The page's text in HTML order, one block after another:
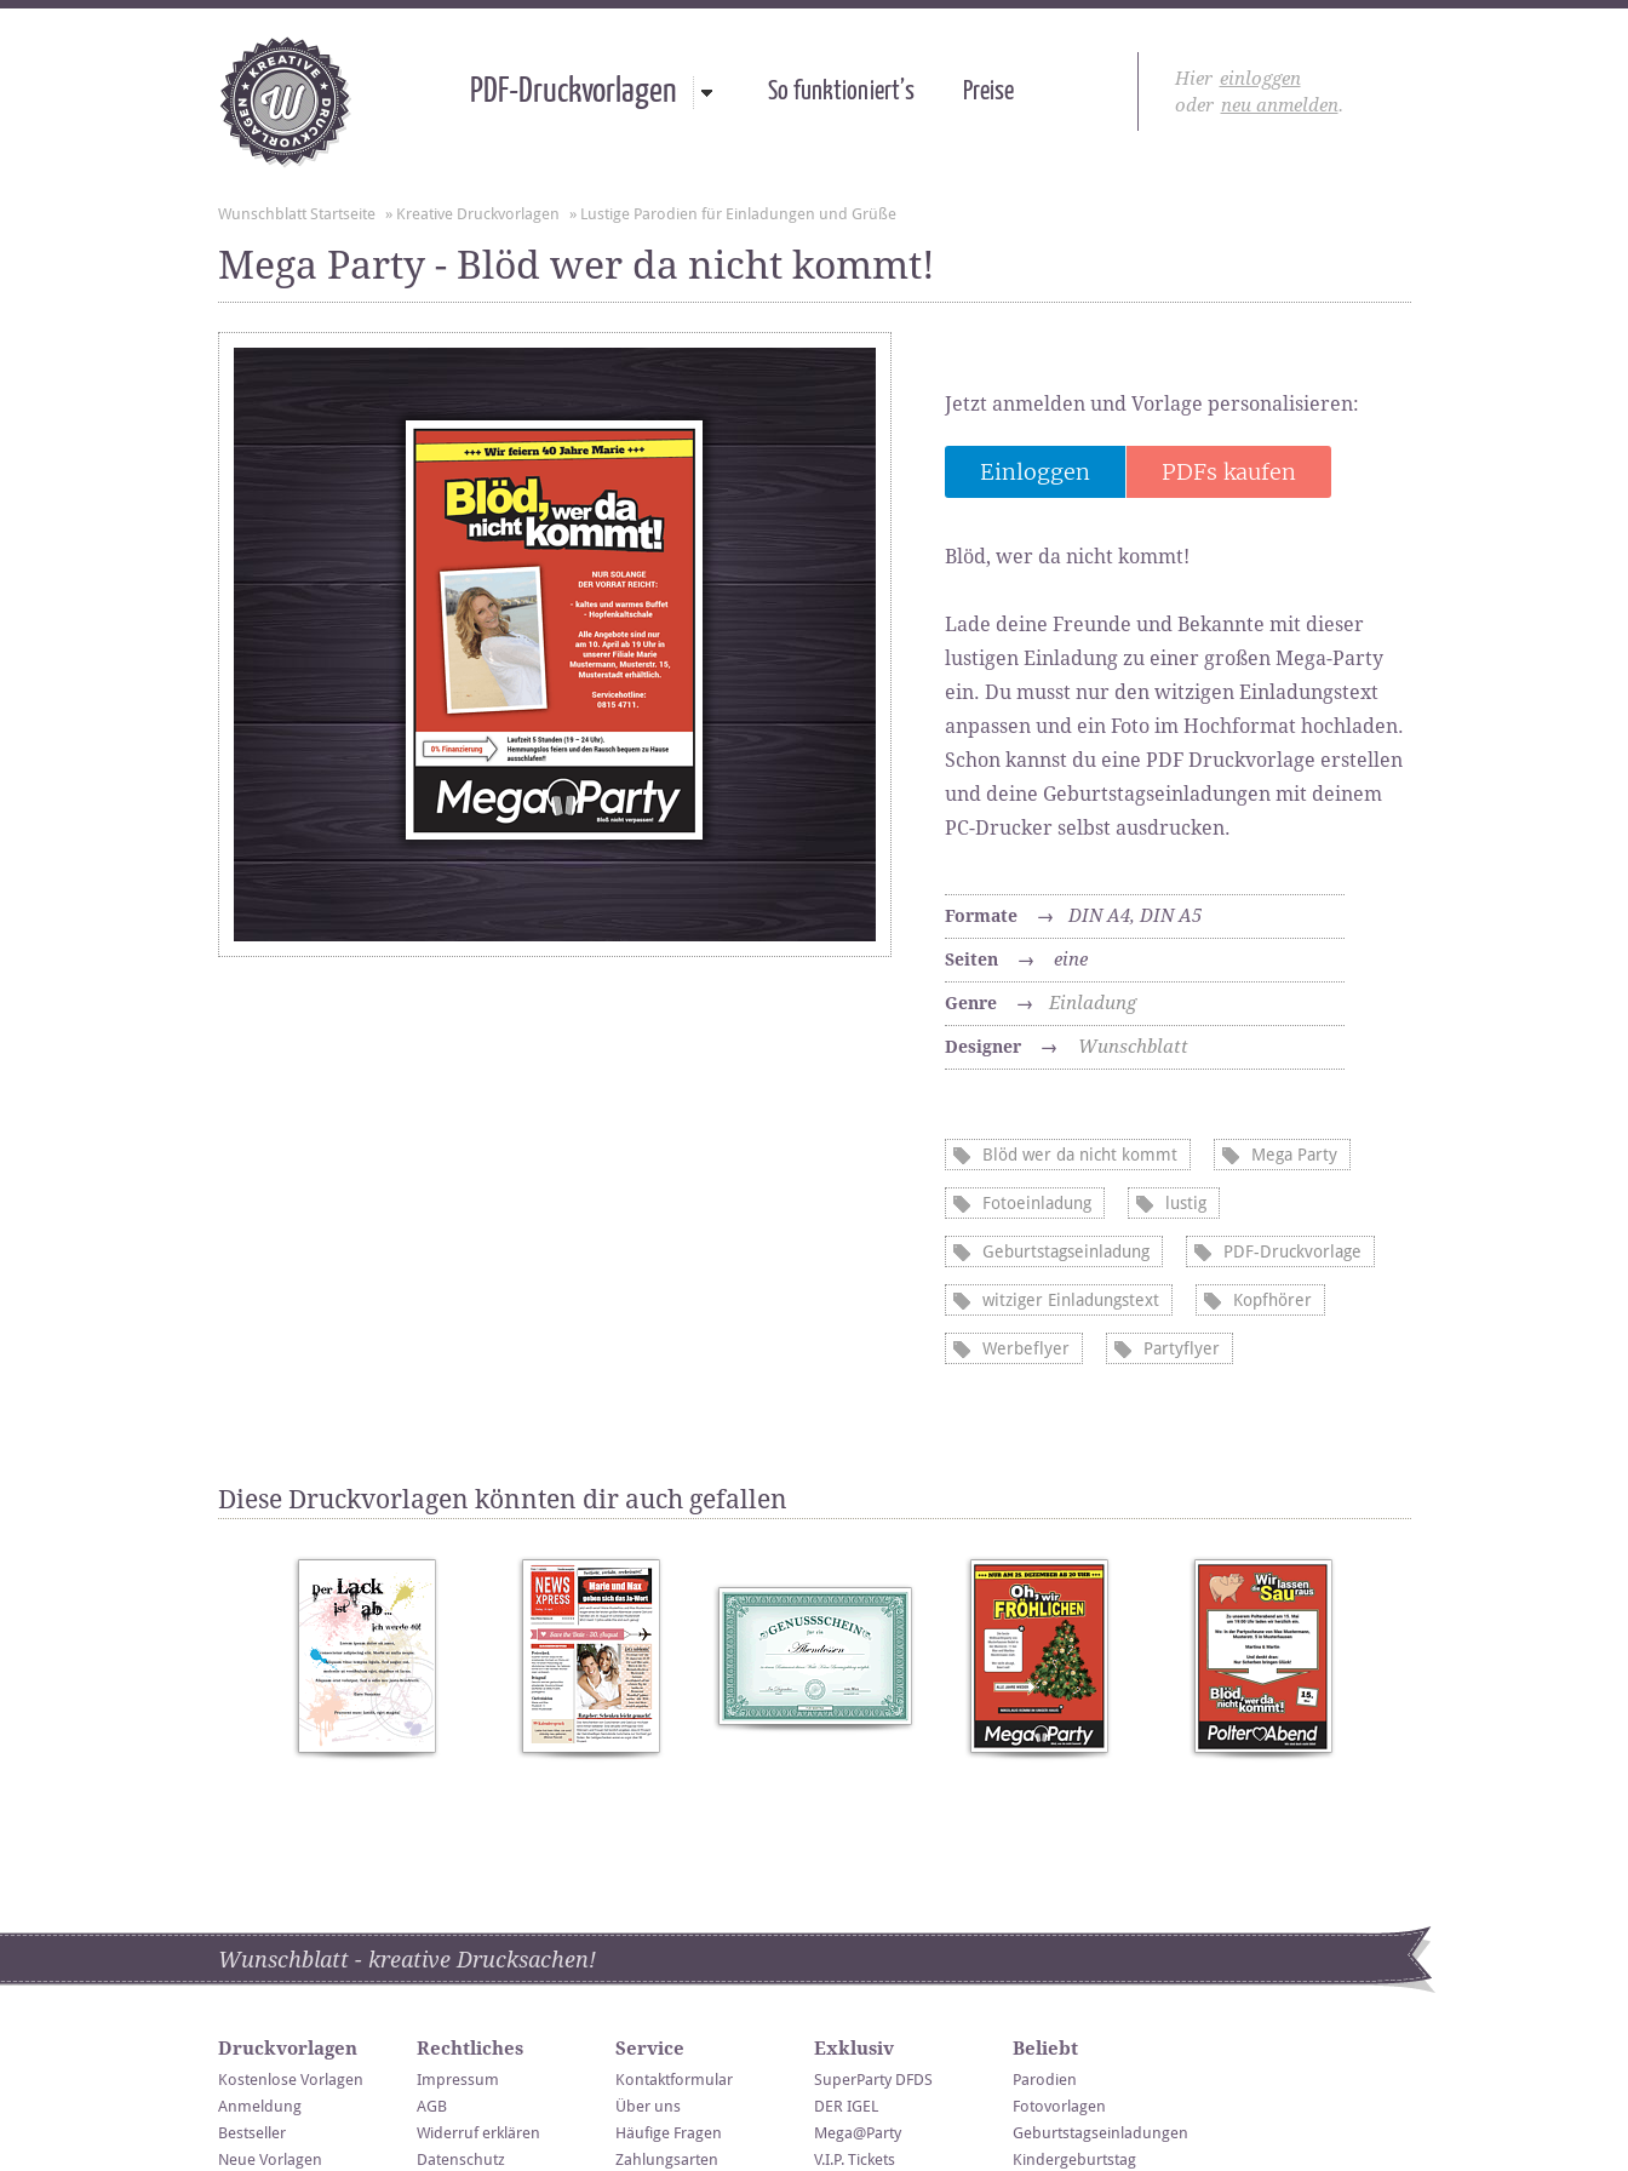
Hier einloggen
oder neu anmelden.
PDF-Druckvorlagen So funktioniert’s Preise
Wunschblatt Startseite » Kreative Druckvorlagen » Lustige Parodien für Einladungen und Grüße
Mega Party - Blöd wer da nicht kommt!
Jetzt anmelden und Vorlage personalisieren:
Einloggen PDFs kaufen
Blöd, wer da nicht kommt!
Lade deine Freunde und Bekannte mit dieser
lustigen Einladung zu einer großen Mega-Party
ein. Du musst nur den witzigen Einladungstext
anpassen und ein Foto im Hochformat hochladen.
Schon kannst du eine PDF Druckvorlage erstellen
und deine Geburtstagseinladungen mit deinem
PC-Drucker selbst ausdrucken.
Formate → DIN A4, DIN A5
Seiten → eine
Genre → Einladung
Designer → Wunschblatt
Blöd wer da nicht kommt Mega Party
Fotoeinladung lustig
Geburtstagseinladung PDF-Druckvorlage
witziger Einladungstext Kopfhörer
Werbeflyer Partyflyer
Diese Druckvorlagen könnten dir auch gefallen
Wunschblatt - kreative Drucksachen!
Druckvorlagen
Kostenlose Vorlagen
Anmeldung
Bestseller
Neue Vorlagen
Rechtliches
Impressum
AGB
Widerruf erklären
Datenschutz
Service
Kontaktformular
Über uns
Häufige Fragen
Zahlungsarten
Exklusiv
SuperParty DFDS
DER IGEL
Mega@Party
V.I.P. Tickets
Beliebt
Parodien
Fotovorlagen
Geburtstagseinladungen
Kindergeburtstag